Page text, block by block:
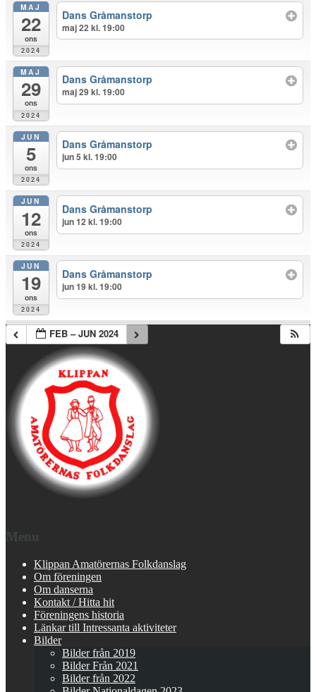
MAJ
22
ons
2024
Dans Gråmanstorp
maj 22 kl. 19:00
MAJ
29
ons
2024
Dans Gråmanstorp
maj 29 kl. 19:00
JUN
5
ons
2024
Dans Gråmanstorp
jun 5 kl. 19:00
JUN
12
ons
2024
Dans Gråmanstorp
jun 12 kl. 19:00
JUN
19
ons
2024
Dans Gråmanstorp
jun 19 kl. 19:00
FEB – JUN 2024
Menu
Klippan Amatörernas Folkdanslag
Om föreningen
Om danserna
Kontakt / Hitta hit
Föreningens historia
Länkar till Intressanta aktiviteter
Bilder
Bilder från 2019
Bilder Från 2021
Bilder från 2022